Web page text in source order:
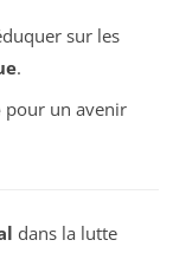
sur les
.
pour un avenir
dans la lutte